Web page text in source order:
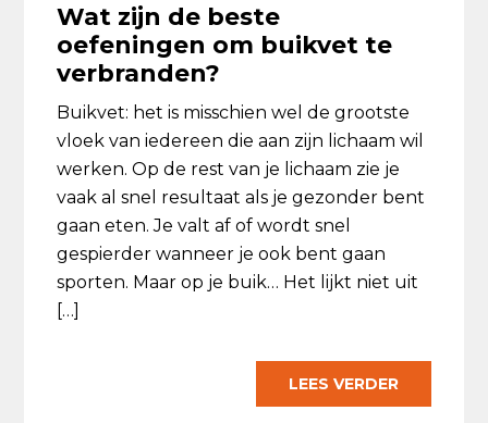
Wat zijn de beste
oefeningen om buikvet te
verbranden?
Buikvet: het is misschien wel de grootste
vloek van iedereen die aan zijn lichaam wil
werken. Op de rest van je lichaam zie je
vaak al snel resultaat als je gezonder bent
gaan eten. Je valt af of wordt snel
gespierder wanneer je ook bent gaan
sporten. Maar op je buik… Het lijkt niet uit
[…]
LEES VERDER